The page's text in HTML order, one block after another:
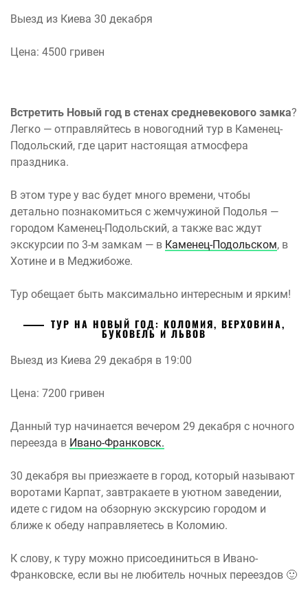
Выезд из Киева 30 декабря
Цена: 4500 гривен
Встретить Новый год в стенах средневекового замка?
Легко — отправляйтесь в новогодний тур в Каменец-
Подольский, где царит настоящая атмосфера
праздника.
В этом туре у вас будет много времени, чтобы
детально познакомиться с жемчужиной Подолья —
городом Каменец-Подольский, а также вас ждут
экскурсии по 3-м замкам — в Каменец-Подольском, в
Хотине и в Меджибоже.
Тур обещает быть максимально интересным и ярким!
ТУР НА НОВЫЙ ГОД: КОЛОМИЯ, ВЕРХОВИНА,
БУКОВЕЛЬ И ЛЬВОВ
Выезд из Киева 29 декабря в 19:00
Цена: 7200 гривен
Данный тур начинается вечером 29 декабря с ночного
переезда в Ивано-Франковск.
30 декабря вы приезжаете в город, который называют
воротами Карпат, завтракаете в уютном заведении,
идете с гидом на обзорную экскурсию городом и
ближе к обеду направляетесь в Коломию.
К слову, к туру можно присоединиться в Ивано-
Франковске, если вы не любитель ночных переездов 🙂